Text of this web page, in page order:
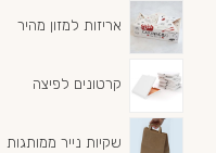
אריזות למזון מהיר
קרטונים לפיצה
שקיות נייר ממותגות